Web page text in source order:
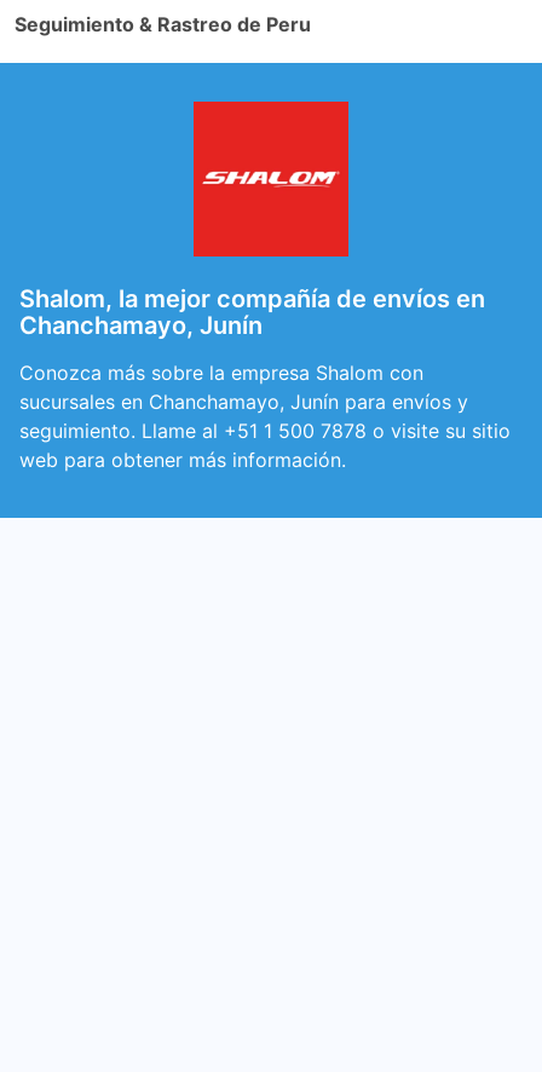
Seguimiento & Rastreo de Peru
Shalom, la mejor compañía de envíos en
Chanchamayo, Junín
Conozca más sobre la empresa Shalom con
sucursales en Chanchamayo, Junín para envíos y
seguimiento. Llame al +51 1 500 7878 o visite su sitio
web para obtener más información.